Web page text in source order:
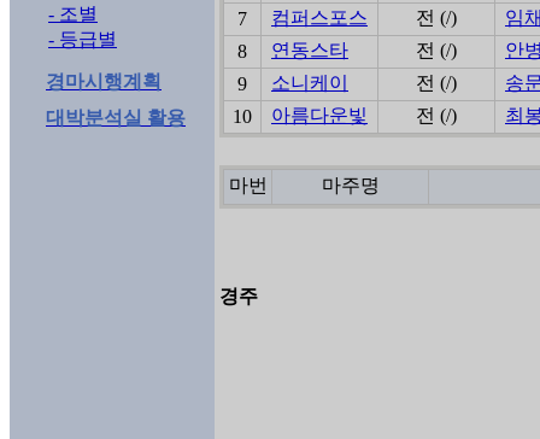
- 조별
- 등급별
경마시행계획
대박분석실 활용
7 컴퍼스포스 전 (/) 임
8
연동스타 전 (/) 안
9
소니케이 전 (/) 송
10
아름다운빛 전 (/) 최
마번 마주명
경주